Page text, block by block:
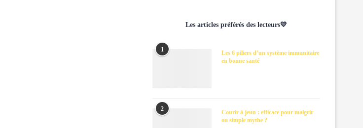
Les articles préférés des lecteurs💛
1
Les 6 piliers d’un système immunitaire
en bonne santé
2
Courir à jeun : efficace pour maigrir
ou simple mythe ?